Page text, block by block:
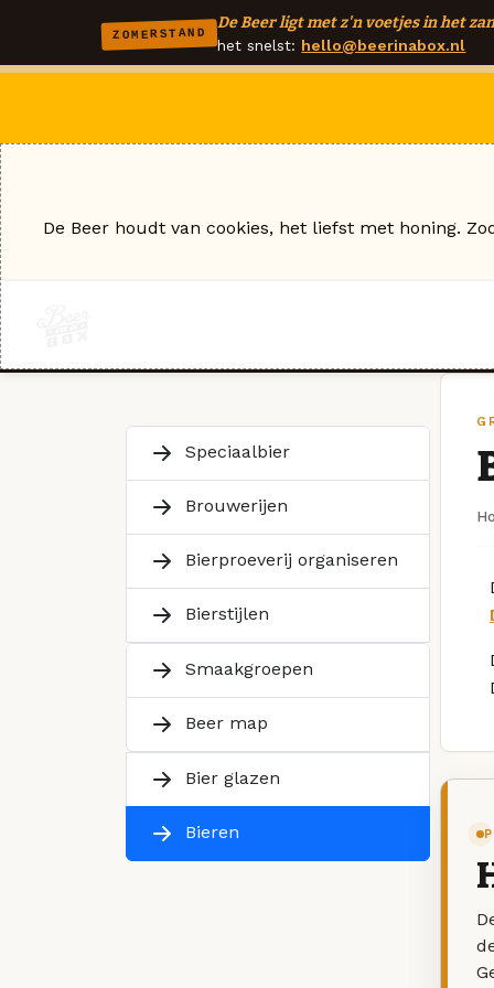
ZOMERSTAND
De Beer ligt met z'n voetjes in het
het snelst: hello@beerinabox.nl
Speciaalbier
Brouwerijen
Bierproeverij organiseren
Bierstijlen
Smaakgroepen
Beer map
Bier glazen
Bieren
De Beer houdt van cookies, het liefst met honing.